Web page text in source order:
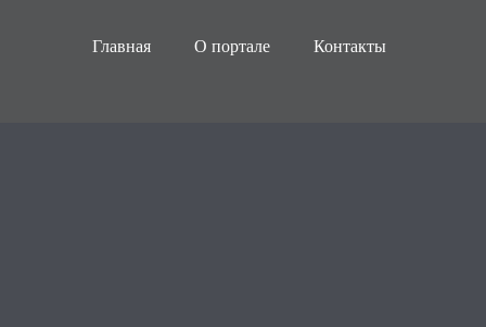
Главная О портале Контакты